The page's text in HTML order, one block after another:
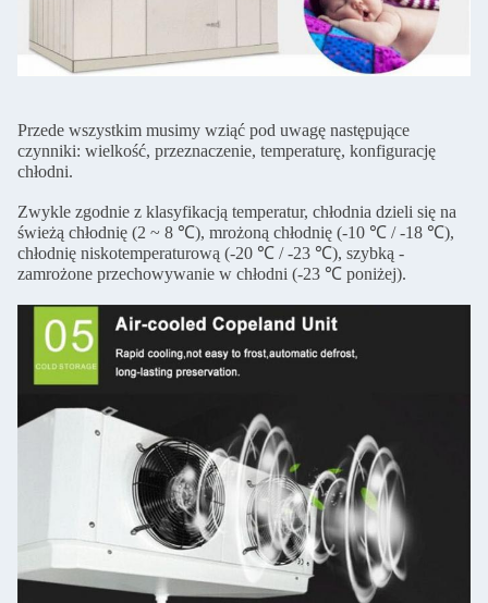
Przede wszystkim musimy wziąć pod uwagę następujące
czynniki: wielkość, przeznaczenie, temperaturę, konfigurację
chłodni.
Zwykle zgodnie z klasyfikacją temperatur, chłodnia dzieli się na
świeżą chłodnię (2 ~ 8 ℃), mrożoną chłodnię (-10 ℃ / -18 ℃),
chłodnię niskotemperaturową (-20 ℃ / -23 ℃), szybką -
zamrożone przechowywanie w chłodni (-23 ℃ poniżej).